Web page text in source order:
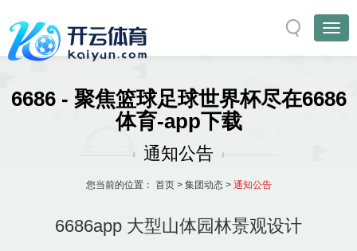
6686 - 聚焦篮球足球世界杯尽在6686
体育-app下载
通知公告
您当前的位置： 首页> 集团动态> 通知公告
6686app 大型山体园林景观设计